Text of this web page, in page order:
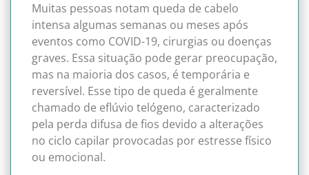
Muitas pessoas notam queda de cabelo
intensa algumas semanas ou meses após
eventos como COVID-19, cirurgias ou doenças
graves. Essa situação pode gerar preocupação,
mas na maioria dos casos, é temporária e
reversível. Esse tipo de queda é geralmente
chamado de eflúvio telógeno, caracterizado
pela perda difusa de fios devido a alterações
no ciclo capilar provocadas por estresse físico
ou emocional.